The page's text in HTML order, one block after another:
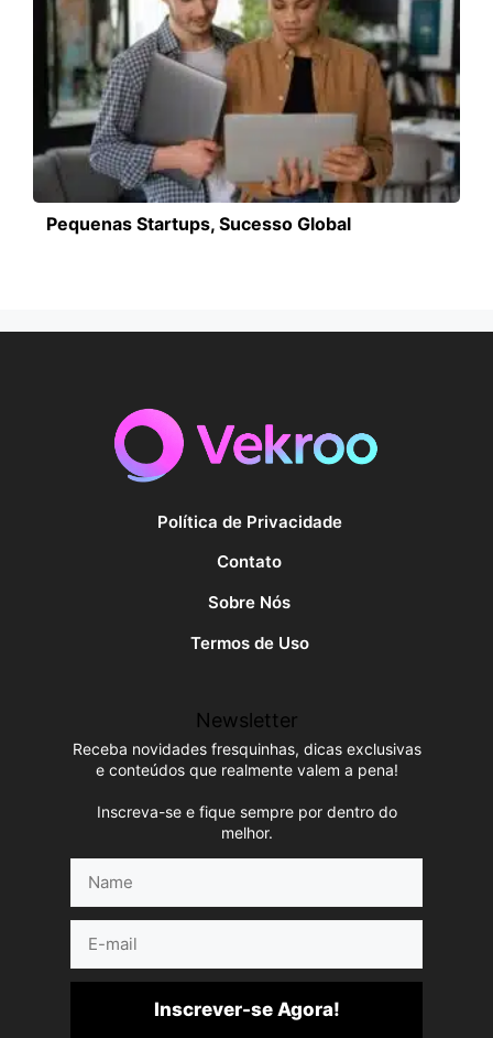
Pequenas Startups, Sucesso Global
Política de Privacidade
Contato
Sobre Nós
Termos de Uso
Newsletter
Receba novidades fresquinhas, dicas exclusivas
e conteúdos que realmente valem a pena!
Inscreva-se e fique sempre por dentro do
melhor.
mail
Inscrever-se Agora!